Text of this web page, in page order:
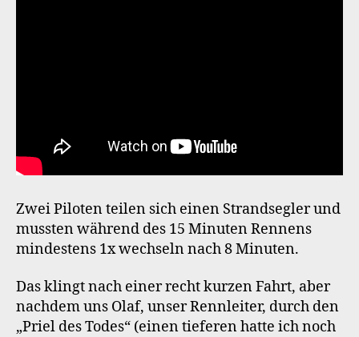
Zwei Piloten teilen sich einen Strandsegler und
mussten während des 15 Minuten Rennens
mindestens 1x wechseln nach 8 Minuten.
Das klingt nach einer recht kurzen Fahrt, aber
nachdem uns Olaf, unser Rennleiter, durch den
„Priel des Todes“ (einen tieferen hatte ich noch